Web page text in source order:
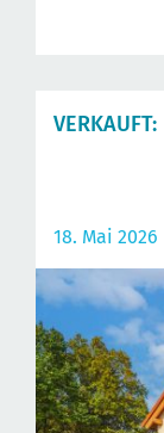
VERKAUFT:
18. Mai 2026